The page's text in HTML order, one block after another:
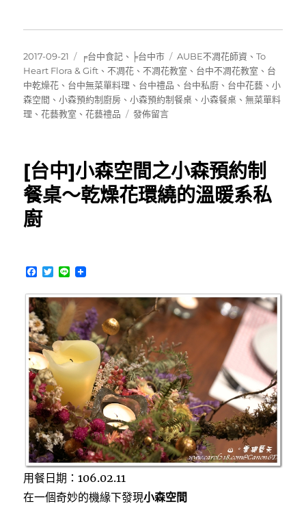
發
佈
日
期:
2017-09-21
分
類
╒台中食記 、 ╞台中市
標
籤
AUBE不凋花師資 、To
Heart Flora & Gift 、不凋花 、不凋花教室 、 台中不凋花教室 、 台
中乾燥花 、 台中無菜單料理 、 台中禮品 、 台中私廚 、 台中花藝 、小
森空間 、小森預約制廚房 、小森預約制餐桌 、小森餐桌 、無菜單料
理 、花藝教室 、花藝禮品
在
空
間
搬
Gift
美
術
店
～
自
然
風
預
約
制
私
美
發佈留言
[台中]小森空間之小森預約制
餐桌～乾燥花環繞的溫暖系私
廚
F
c
e
b
o
o
k
T
i
t
t
e
r
L
n
e
用餐日期：106.02.11
在一個奇妙的機緣下發現小森空間